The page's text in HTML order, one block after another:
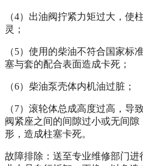
（4）出油阀拧紧力矩过大，使
灵；
（5）使用的柴油不符合国家标
塞与套的配合表面造成卡死；
（6）柴油泵壳体内机油过脏；
（7）滚轮体总成高度过高，导
阀紧座之间的间隙过小或无间
形，造成柱塞卡死。
故障排除：送至专业维修部门